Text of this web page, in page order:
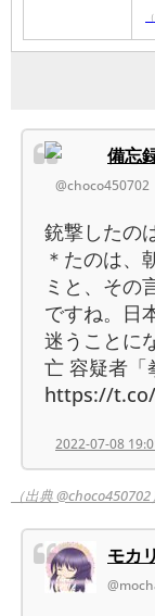
備忘
@choco450702
銃撃したの
＊たのは、
ミと、その
ですね。日
迷うことに
亡 容疑者
https://t.co/
2022-07-08
（出典 @choco450702
モカ